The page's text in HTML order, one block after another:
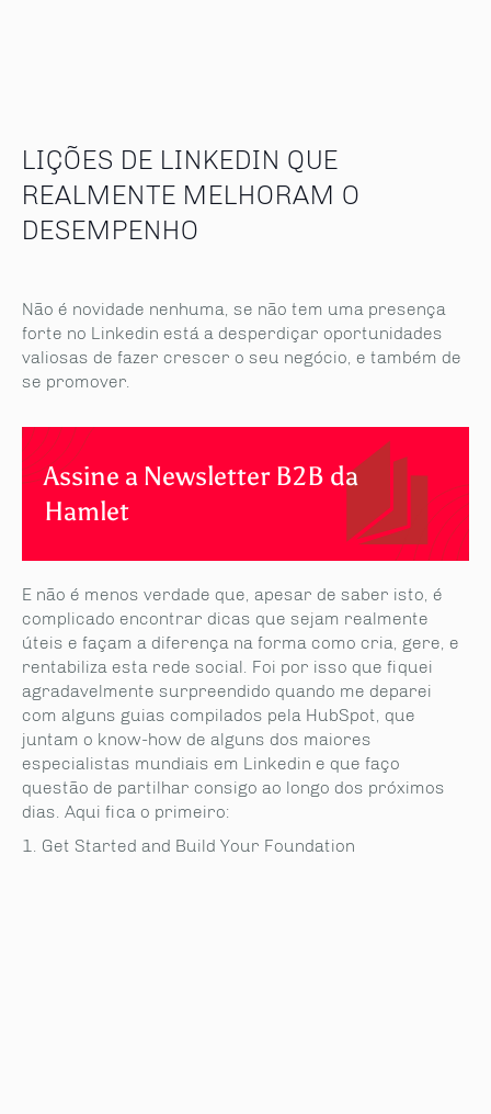
LIÇÕES DE LINKEDIN QUE
REALMENTE MELHORAM O
DESEMPENHO
Não é novidade nenhuma, se não tem uma presença
forte no Linkedin está a desperdiçar oportunidades
valiosas de fazer crescer o seu negócio, e também de
se promover.
Assine a Newsletter B2B da
Hamlet
E não é menos verdade que, apesar de saber isto, é
complicado encontrar dicas que sejam realmente
úteis e façam a diferença na forma como cria, gere, e
rentabiliza esta rede social. Foi por isso que fiquei
agradavelmente surpreendido quando me deparei
com alguns guias compilados pela HubSpot, que
juntam o know-how de alguns dos maiores
especialistas mundiais em Linkedin e que faço
questão de partilhar consigo ao longo dos próximos
dias. Aqui fica o primeiro:
Get Started and Build Your Foundation